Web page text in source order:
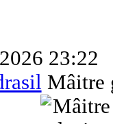
23:22
Mâitre